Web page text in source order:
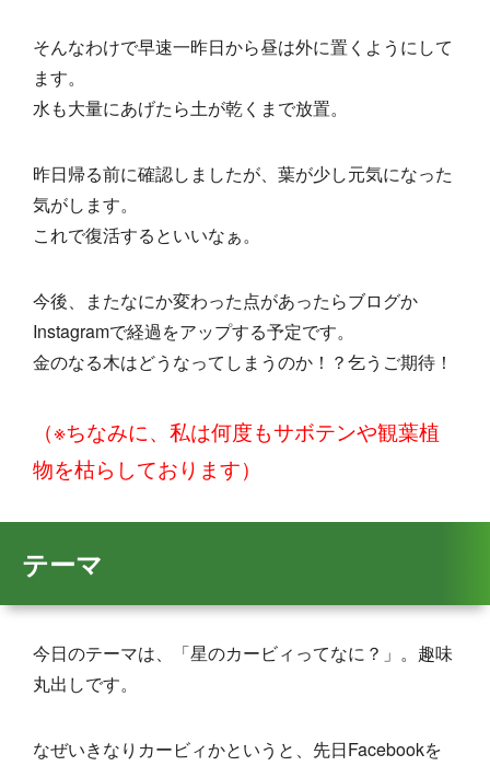
そんなわけで早速一昨日から昼は外に置くようにして
ます。
水も大量にあげたら土が乾くまで放置。
昨日帰る前に確認しましたが、葉が少し元気になった
気がします。
これで復活するといいなぁ。
今後、またなにか変わった点があったらブログか
Instagramで経過をアップする予定です。
金のなる木はどうなってしまうのか！？乞うご期待！
（※ちなみに、私は何度もサボテンや観葉植
物を枯らしております）
テーマ
今日のテーマは、「星のカービィってなに？」。趣味
丸出しです。
なぜいきなりカービィかというと、先日Facebookを